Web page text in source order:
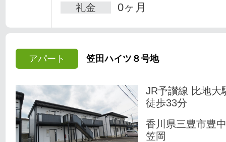
礼金 0ヶ月
アパート 笠田ハイツ８号地
JR予讃線 比地大
徒歩33分
香川県三豊市豊
笠岡